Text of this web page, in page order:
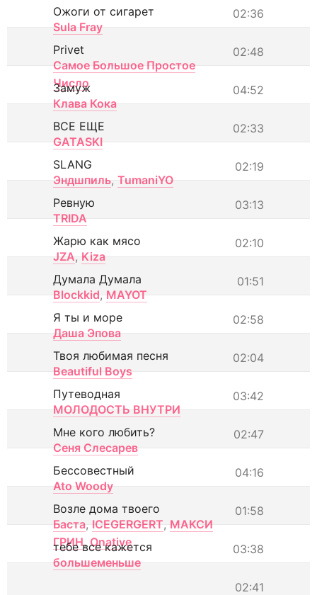
02:36
Ожоги от сигарет
Sula Fray
02:48
Privet
Самое Большое Простое
Число
04:52
Замуж
Клава Кока
02:33
ВСЕ ЕЩЕ
GATASKI
02:19
SLANG
Эндшпиль, TumaniYO
03:13
Ревную
TRIDA
02:10
Жарю как мясо
JZA, Kiza
01:51
Думала Думала
Blockkid, MAYOT
02:58
Я ты и море
Даша Эпова
02:04
Твоя любимая песня
Beautiful Boys
03:42
Путеводная
МОЛОДОСТЬ ВНУТРИ
02:47
Мне кого любить?
Сеня Слесарев
04:16
Бессовестный
Ato Woody
01:58
Возле дома твоего
Баста, ICEGERGERT, МАКСИ
ГРИН, Onative 03:38
тебе все кажется
большеменьше
02:41